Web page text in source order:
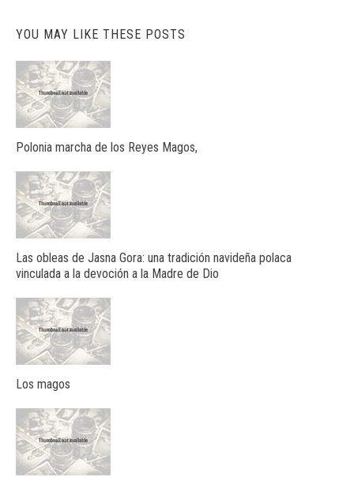
YOU MAY LIKE THESE POSTS
Polonia marcha de los Reyes Magos,
Las obleas de Jasna Gora: una tradición navideña polaca
vinculada a la devoción a la Madre de Dio
Los magos